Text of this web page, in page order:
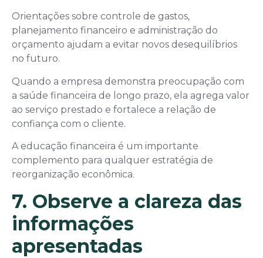
Orientações sobre controle de gastos,
planejamento financeiro e administração do
orçamento ajudam a evitar novos desequilíbrios
no futuro.
Quando a empresa demonstra preocupação com
a saúde financeira de longo prazo, ela agrega valor
ao serviço prestado e fortalece a relação de
confiança com o cliente.
A educação financeira é um importante
complemento para qualquer estratégia de
reorganização econômica.
7. Observe a clareza das
informações
apresentadas